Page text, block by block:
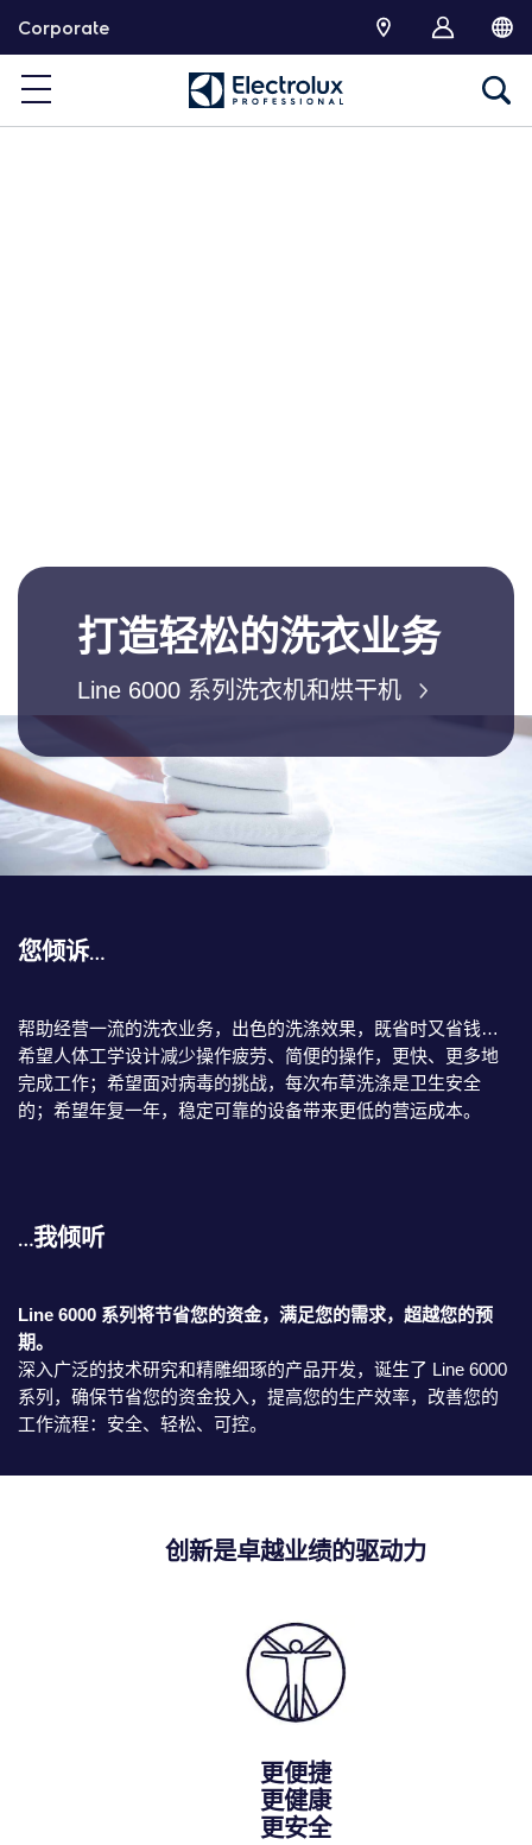
Corporate
打造轻松的洗衣业务
Line 6000 系列洗衣机和烘干机
您倾诉…
帮助经营一流的洗衣业务，出色的洗涤效果，既省时又省钱…
希望人体工学设计减少操作疲劳、简便的操作，更快、更多地
完成工作；希望面对病毒的挑战，每次布草洗涤是卫生安全
的；希望年复一年，稳定可靠的设备带来更低的营运成本。
…我倾听
Line 6000 系列将节省您的资金，满足您的需求，超越您的预
期。
深入广泛的技术研究和精雕细琢的产品开发，诞生了 Line 6000
系列，确保节省您的资金投入，提高您的生产效率，改善您的
工作流程：安全、轻松、可控。
创新是卓越业绩的驱动力
更便捷
更健康
更安全